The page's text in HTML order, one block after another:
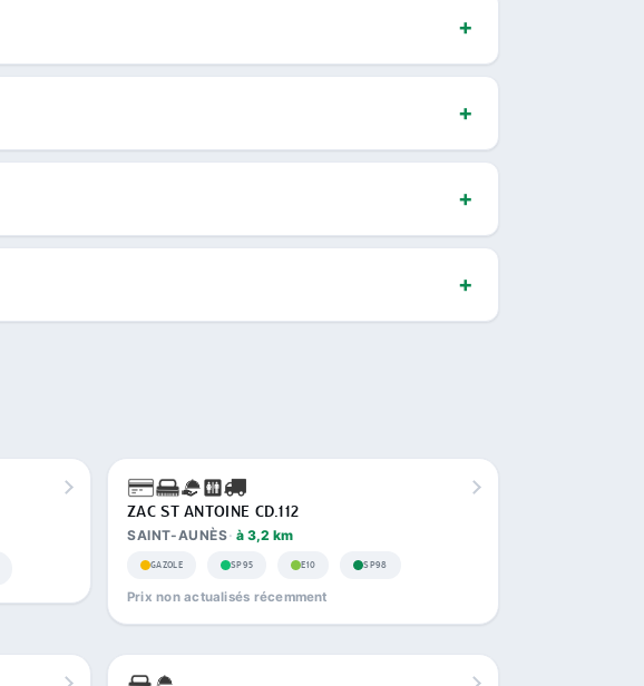
ZAC ST ANTOINE CD.112
SAINT-AUNÈS à 3,2 km
GAZOLE SP95 E10 SP98
Prix non actualisés récemment